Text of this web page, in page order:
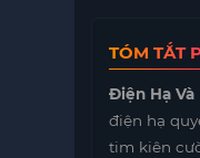
TÓM TẮT
Điện Hạ Và
điện hạ
tim kiên